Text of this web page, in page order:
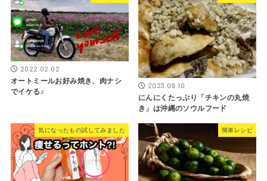
2022.02.02
オートミールお好み焼き、肉ナシ
でイケる♪
2023.09.10
にんにくたっぷり「チキンの丸焼
き」は沖縄のソウルフード
気になったもの試してみました 簡単レシピ